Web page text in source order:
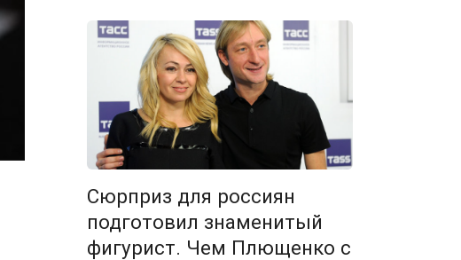
Сюрприз для россиян
подготовил знаменитый
фигурист. Чем Плющенко с